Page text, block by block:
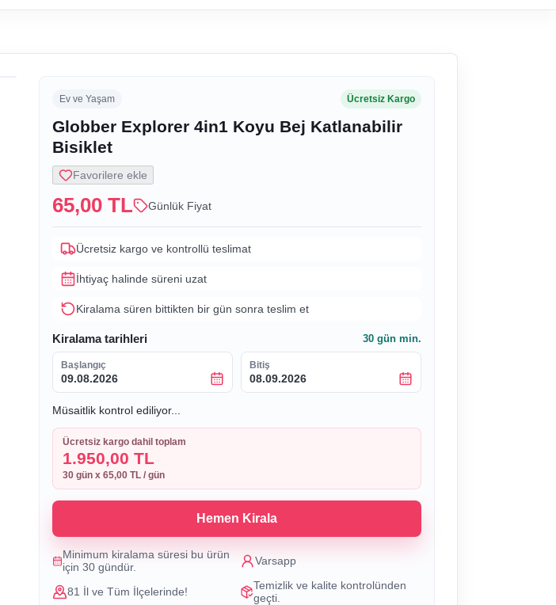
Ev ve Yaşam Ücretsiz Kargo
Globber Explorer 4in1 Koyu Bej Katlanabilir
Bisiklet
Favorilere ekle
65,00 TL Günlük Fiyat
Ücretsiz kargo ve kontrollü teslimat
İhtiyaç halinde süreni uzat
Kiralama süren bittikten bir gün sonra teslim et
Kiralama tarihleri 30 gün min.
Başlangıç
09.08.2026
Bitiş
08.09.2026
Müsaitlik kontrol ediliyor...
Ücretsiz kargo dahil toplam
1.950,00 TL
30 gün x 65,00 TL / gün
Hemen Kirala
Minimum kiralama süresi bu ürün
için 30 gündür. Varsapp
81 İl ve Tüm İlçelerinde!
Temizlik ve kalite kontrolünden
geçti.